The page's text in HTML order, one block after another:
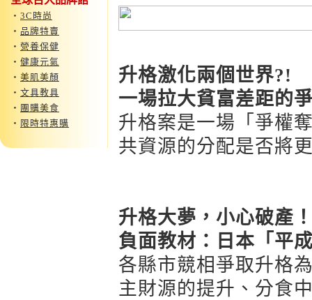
‧ 3C時尚
‧ 品牌特賣
‧ 營養保健
‧ 健康元氣
‧ 美肌美顏
‧ 文具教具
‧ 團購美食
‧ 限時特惠購
升格激化兩個世界?!
一場拉大貧富差距的
升格案是一場「爭權
共資源的分配是否將
升格大夢，小心破產
負面教材：日本「平
各縣市競相爭取升格
主財源的提升、分食